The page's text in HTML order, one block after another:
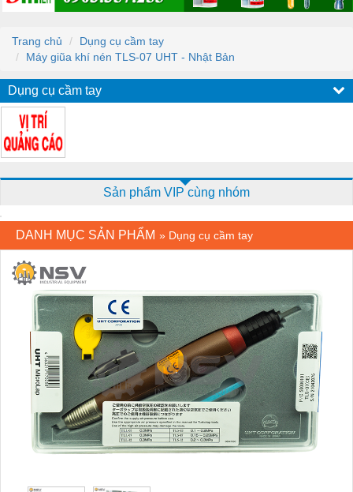
Trang chủ
Dụng cụ cầm tay
Máy giũa khí nén TLS-07 UHT - Nhật Bản
Dụng cụ cầm tay
Sản phẩm VIP cùng nhóm
DANH MỤC SẢN PHẨM » Dụng cụ cầm tay